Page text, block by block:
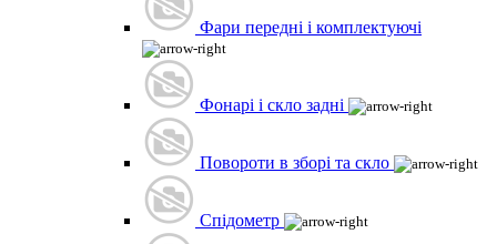
Фари передні і комплектуючі
Фонарі і скло задні
Повороти в зборі та скло
Спідометр